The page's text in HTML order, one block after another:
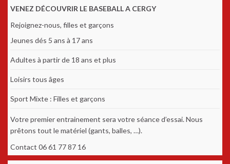
VENEZ DÉCOUVRIR LE BASEBALL A CERGY
Rejoignez-nous, filles et garçons
Jeunes dés 5 ans à 17 ans
Adultes à partir de 18 ans et plus
Loisirs tous âges
Sport Mixte : Filles et garçons
Votre premier entrainement sera votre séance d’essai. Nous
prêtons tout le matériel (gants, balles, …).
Contact 06 61 77 87 16